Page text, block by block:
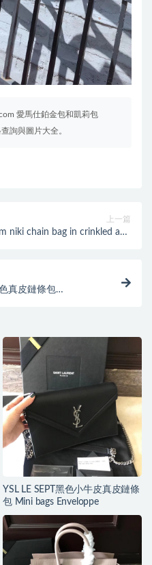
愛馬仕鉑金包和凱莉包
詢與圖片大全。
上一篇
niki chain bag in crinkled and
真皮鏈條包
YSL LE SEPT黑色小牛皮真皮鏈條
包 Mini bags Enveloppe